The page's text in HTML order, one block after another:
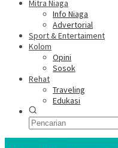
Mitra Niaga
Info Niaga
Advertorial
Sport & Entertaiment
Kolom
Opini
Sosok
Rehat
Traveling
Edukasi